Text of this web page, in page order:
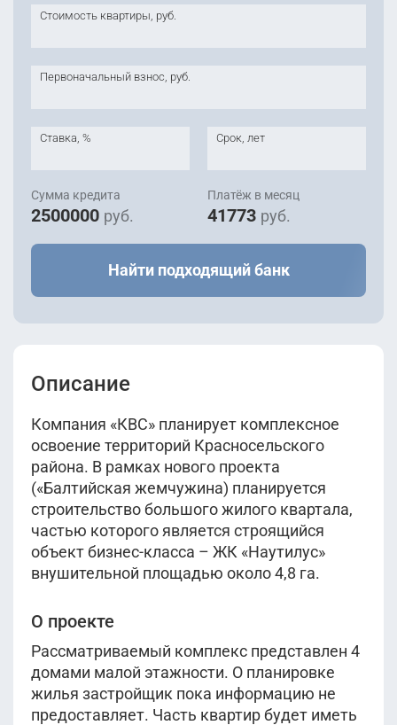
Стоимость квартиры, руб.
Первоначальный взнос, руб.
Ставка, % Срок, лет
Сумма кредита
2500000 руб.
Платёж в месяц
41773 руб.
Найти подходящий банк
Описание
Компания «КВС» планирует комплексное
освоение территорий Красносельского
района. В рамках нового проекта
(«Балтийская жемчужина) планируется
строительство большого жилого квартала,
частью которого является строящийся
объект бизнес-класса – ЖК «Наутилус»
внушительной площадью около 4,8 га.
О проекте
Рассматриваемый комплекс представлен 4
домами малой этажности. О планировке
жилья застройщик пока информацию не
предоставляет. Часть квартир будет иметь